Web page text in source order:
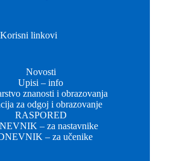
Korisni linkovi
Novosti
Upisi – info
znanosti i obrazovanja
za odgoj i obrazovanje
RASPORED
– za nastavnike
– za učenike